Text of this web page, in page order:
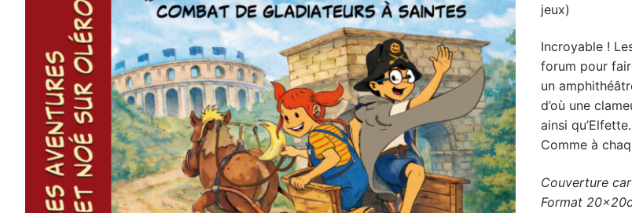
jeux)
Incroyable !
forum pour
un
d’où une
ainsi
Comme à
Couverture
Format